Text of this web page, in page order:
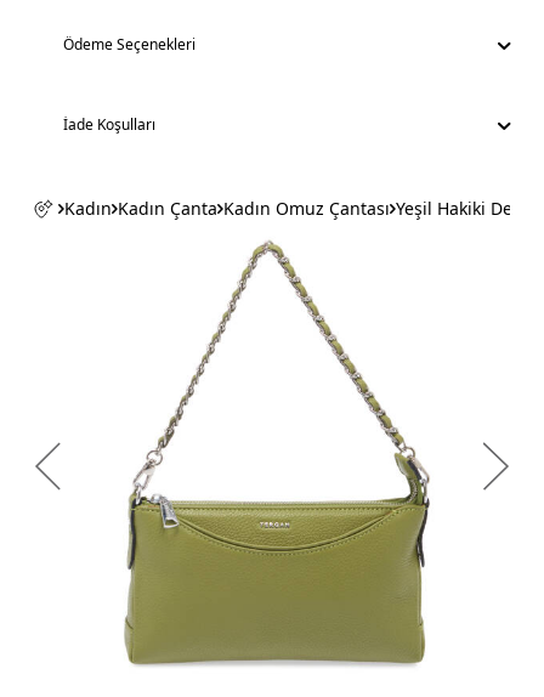
Ödeme Seçenekleri
İade Koşulları
Kadın Kadın Çanta Kadın Omuz Çantası Yeşil Hakiki Deri